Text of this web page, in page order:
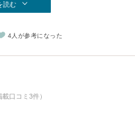
読む
4人が参考になった
口コミ3件）